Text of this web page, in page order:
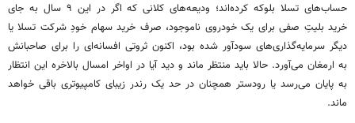
حساب‌های تسلا بلوکه کرده‌اند؛ ودیعه‌های کلانی که اگر در این ۹ سال به جای
خرید بلیتِ صفی برای یک خودروی ناموجود، صرف خرید سهام خودِ شرکت تسلا یا
دیگر سرمایه‌گذاری‌های سودآور شده بود، اکنون ثروتی افسانه‌ای را برای صاحبانش
به ارمغان می‌آورد. حالا باید منتظر ماند و دید آیا در اواخر امسال بالاخره این انتظار
به پایان می‌رسد یا رودستر همچنان در حد یک رندر زیبای کامپیوتری باقی خواهد
ماند.